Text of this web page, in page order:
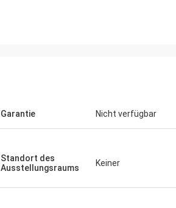
Garantie Nicht verfügbar
Standort des
Ausstellungsraums
Keiner